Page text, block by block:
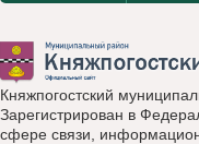
Княжпогостский
Зарегистрирован в
сфере связи,